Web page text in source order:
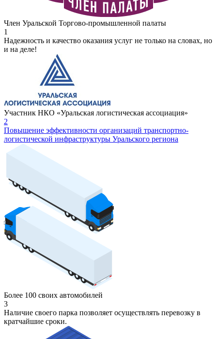
Член Уральской Торгово-промышленной палаты
1
Надежность и качество оказания услуг не только на словах, но
и на деле!
Участник НКО «Уральская логистическая ассоциация»
2
Повышение эффективности организаций транспортно-
логистической инфраструктуры Уральского региона
Более 100 своих автомобилей
3
Наличие своего парка позволяет осуществлять перевозку в
кратчайшие сроки.